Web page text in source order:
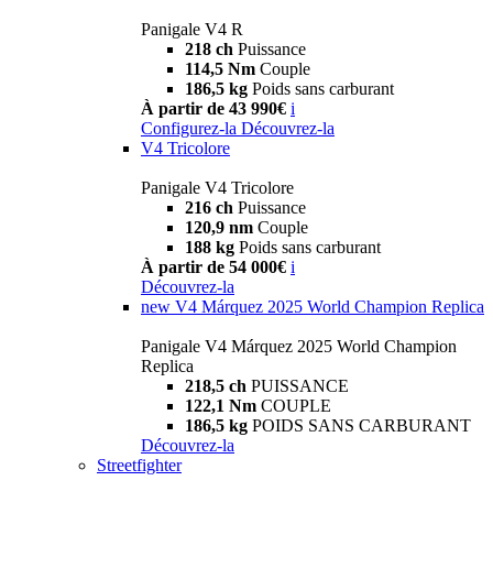
Panigale V4 R
218 ch Puissance
114,5 Nm Couple
186,5 kg Poids sans carburant
À partir de 43 990€ i
Configurez-la Découvrez-la
V4 Tricolore
Panigale V4 Tricolore
216 ch Puissance
120,9 nm Couple
188 kg Poids sans carburant
À partir de 54 000€ i
Découvrez-la
new V4 Márquez 2025 World Champion Replica
Panigale V4 Márquez 2025 World Champion
Replica
218,5 ch PUISSANCE
122,1 Nm COUPLE
186,5 kg POIDS SANS CARBURANT
Découvrez-la
Streetfighter